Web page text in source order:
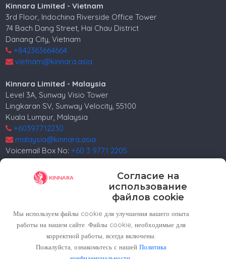
Согласие на
использование
файлов cookie
Мы используем файлы cookie для улучшения вашего опыта
работы на нашем сайте. Файлы cookie, необходимые для
корректной работы, всегда включены.
Пожалуйста, ознакомьтесь с нашей Политика
Kinnara Limited - Vietnam
3rd Floor, Indochina Riverside Office Tower
74 Bach Dang Street, Hai Chau District
Danang City, Vietnam
+842363664664
vietnam@kinnara.asia
Kinnara Limited - Malaysia
Level 3A, Sunway Visio Tower
Lingkaran SV, Sunway Velocity, 55100
Kuala Lumpur, Malaysia
+60397712230
malaysia@kinnara.asia
Voicemail Box No:+60 3 9771 2205
Kinnara Limited - Russia
4, 4th Lesnoy per.
+74952258562
russia@kinnara.asia